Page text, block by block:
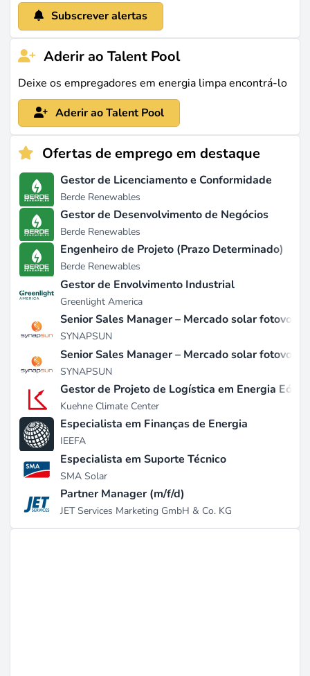
Subscrever alertas
Aderir ao Talent Pool
Deixe os empregadores em energia limpa encontrá-lo
Aderir ao Talent Pool
Ofertas de emprego em destaque
Gestor de Licenciamento e Conformidade
Berde Renewables
Gestor de Desenvolvimento de Negócios
Berde Renewables
Engenheiro de Projeto (Prazo Determinado)
Berde Renewables
Gestor de Envolvimento Industrial
Greenlight America
Senior Sales Manager – Mercado solar
SYNAPSUN
Senior Sales Manager – Mercado solar
SYNAPSUN
Gestor de Projeto de Logística em Energia Eólica
Kuehne Climate Center
Especialista em Finanças de Energia
IEEFA
Especialista em Suporte Técnico
SMA Solar
Partner Manager (m/f/d)
JET Services Marketing GmbH & Co. KG